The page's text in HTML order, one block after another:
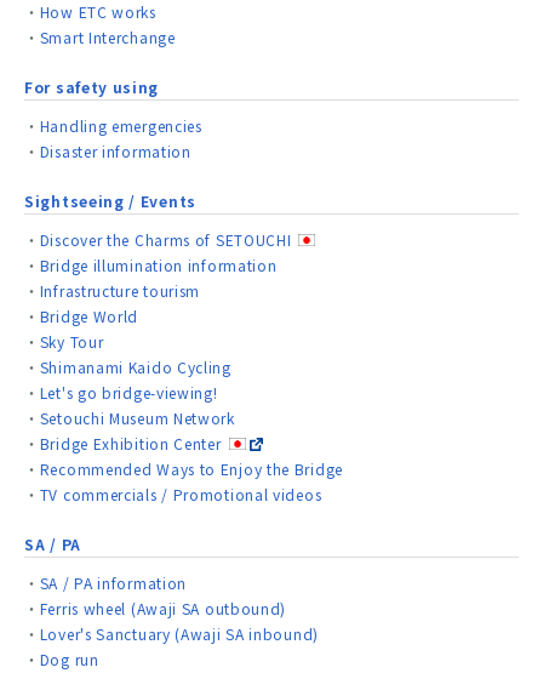
How ETC works
Smart Interchange
For safety using
Handling emergencies
Disaster information
Sightseeing / Events
Discover the Charms of SETOUCHI
Bridge illumination information
Infrastructure tourism
Bridge World
Sky Tour
Shimanami Kaido Cycling
Let's go bridge-viewing!
Setouchi Museum Network
Bridge Exhibition Center
Recommended Ways to Enjoy the Bridge
TV commercials / Promotional videos
SA / PA
SA / PA information
Ferris wheel (Awaji SA outbound)
Lover's Sanctuary (Awaji SA inbound)
Dog run